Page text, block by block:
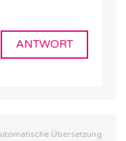
ANTWORT
Übersetzung